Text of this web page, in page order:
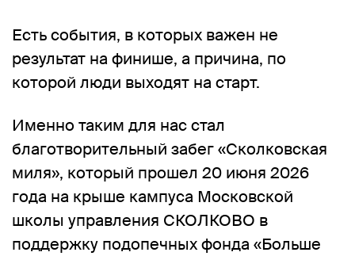
Есть события, в которых важен не
результат на финише, а причина, по
которой люди выходят на старт.
Именно таким для нас стал
благотворительный забег«Сколковская
миля», который прошел 20 июня 2026
года на крыше кампуса Московской
школы управления СКОЛКОВО в
поддержку подопечных фонда «Больше